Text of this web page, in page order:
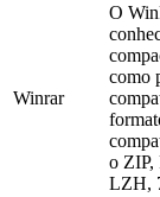
Winrar
O
como
o
LZH,